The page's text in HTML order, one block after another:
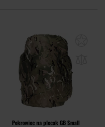
Pokrowiec na plecak GB Small